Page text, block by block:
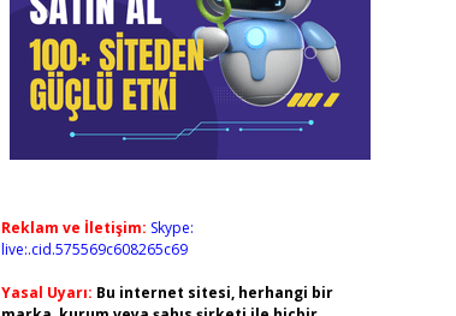
Reklam ve İletişim: Skype:
live:.cid.575569c608265c69
Yasal Uyarı: Bu internet sitesi, herhangi bir